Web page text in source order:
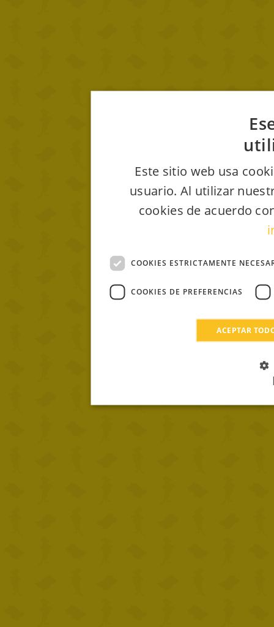
Este sitio web usa
usuario. Al utilizar
cookies de acuerdo
COOKIES ESTRICTAMENTE
COOKIES DE PREFERENCIAS
ACEPTAR